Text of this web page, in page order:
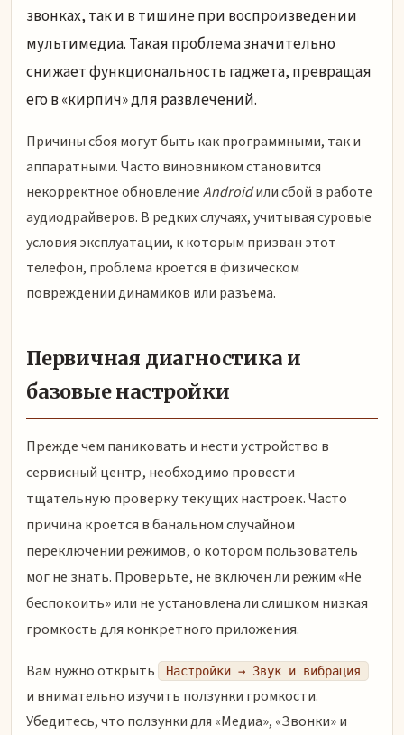
звонках, так и в тишине при воспроизведении
мультимедиа. Такая проблема значительно
снижает функциональность гаджета, превращая
его в «кирпич» для развлечений.
Причины сбоя могут быть как программными, так и
аппаратными. Часто виновником становится
некорректное обновлениеAndroidили сбой в работе
аудиодрайверов. В редких случаях, учитывая суровые
условия эксплуатации, к которым призван этот
телефон, проблема кроется в физическом
повреждении динамиков или разъема.
Первичная диагностика и
базовые настройки
Прежде чем паниковать и нести устройство в
сервисный центр, необходимо провести
тщательную проверку текущих настроек. Часто
причина кроется в банальном случайном
переключении режимов, о котором пользователь
мог не знать. Проверьте, не включен ли режим «Не
беспокоить» или не установлена ли слишком низкая
громкость для конкретного приложения.
Вам нужно открыть Настройки → Звук и вибрация
и внимательно изучить ползунки громкости.
Убедитесь, что ползунки для «Медиа», «Звонки» и